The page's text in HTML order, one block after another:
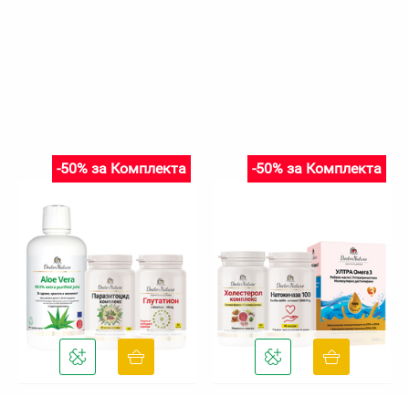
-50% за Комплекта -50% за Комплекта